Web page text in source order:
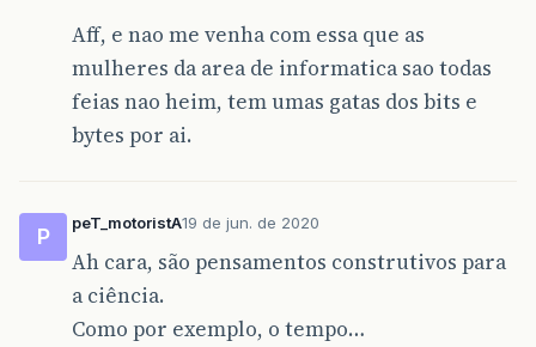
Aff, e nao me venha com essa que as
mulheres da area de informatica sao todas
feias nao heim, tem umas gatas dos bits e
bytes por ai.
P
peT_motoristA19 de jun. de 2020
Ah cara, são pensamentos construtivos para
a ciência.
Como por exemplo, o tempo…